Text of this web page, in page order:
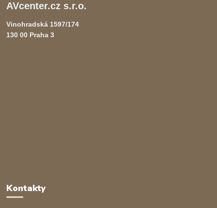
AVcenter.cz s.r.o.
Vinohradská 1597/174
130 00 Praha 3
Kontakty